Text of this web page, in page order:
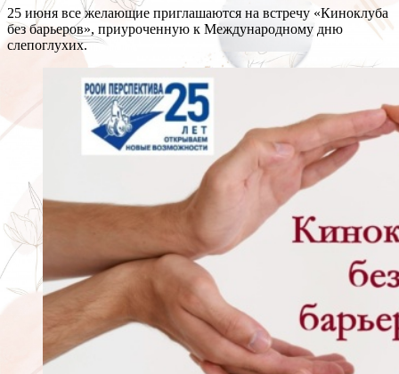
25 июня все желающие приглашаются на встречу «Киноклуба
без барьеров», приуроченную к Международному дню
слепоглухих.